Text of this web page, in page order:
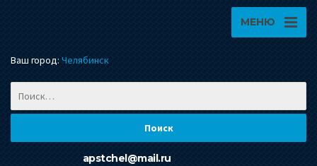
Ваш город: Челябинск
МЕНЮ
apstchel@mail.ru